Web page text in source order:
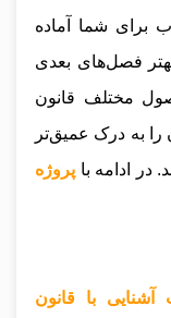
برای شما آماده
فصل‌های بعدی
مختلف قانون
را به درک عمیق‌تر
. در ادامه با پروژه
با قانون